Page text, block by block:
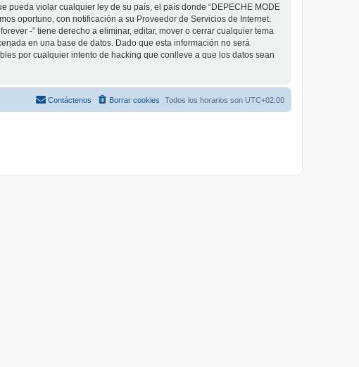
violar cualquier ley de su país, el país donde “DEPECHE MODE
oportuno, con notificación a su Proveedor de Servicios de Internet.
-” tiene derecho a eliminar, editar, mover o cerrar cualquier tema
en una base de datos. Dado que esta información no será
por cualquier intento de hacking que conlleve a que los datos sean
Todos los horarios son UTC+02:00
Borrar cookies
Contáctenos